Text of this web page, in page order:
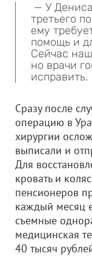
— У
третьего
ему
помощь и
Сейчас
но врачи
исправить.
Сразу после
операцию в
хирургии
выписали и
Для
кровать и
пенсионеров
каждый месяц
съемные
медицинская
40 тысяч